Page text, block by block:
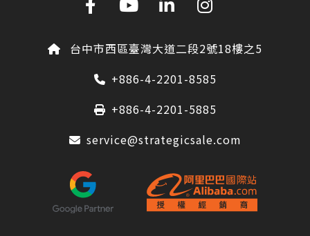
台中市西區臺灣大道二段2號18樓之5
+886-4-2201-8585
+886-4-2201-5885
service@strategicsale.com